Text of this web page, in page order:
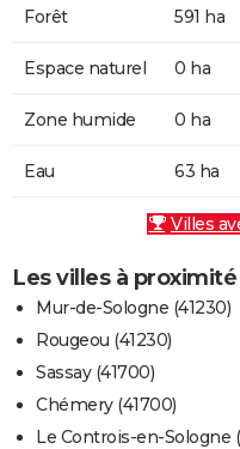
Forêt 591 ha
Espace naturel 0 ha
Zone humide 0 ha
Eau 63 ha
Villes
Les villes à
Mur-de-Sologne (41230)
Rougeou (41230)
Sassay (41700)
Chémery (41700)
Le Controis-en-Sologne